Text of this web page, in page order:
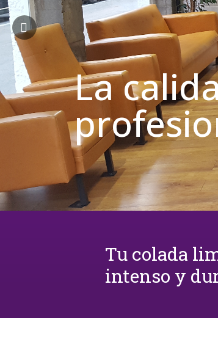
La
Tu colada
intenso y